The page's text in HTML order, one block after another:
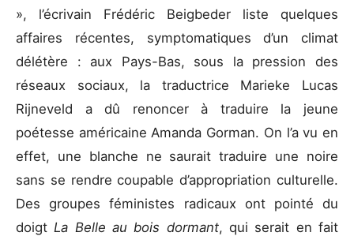
», l’écrivain Frédéric Beigbeder liste quelques
affaires récentes, symptomatiques d’un climat
délétère : aux Pays-Bas, sous la pression des
réseaux sociaux, la traductrice Marieke Lucas
Rijneveld a dû renoncer à traduire la jeune
poétesse américaine Amanda Gorman. On l’a vu en
effet, une blanche ne saurait traduire une noire
sans se rendre coupable d’appropriation culturelle.
Des groupes féministes radicaux ont pointé du
doigt La Belle au bois dormant, qui serait en fait